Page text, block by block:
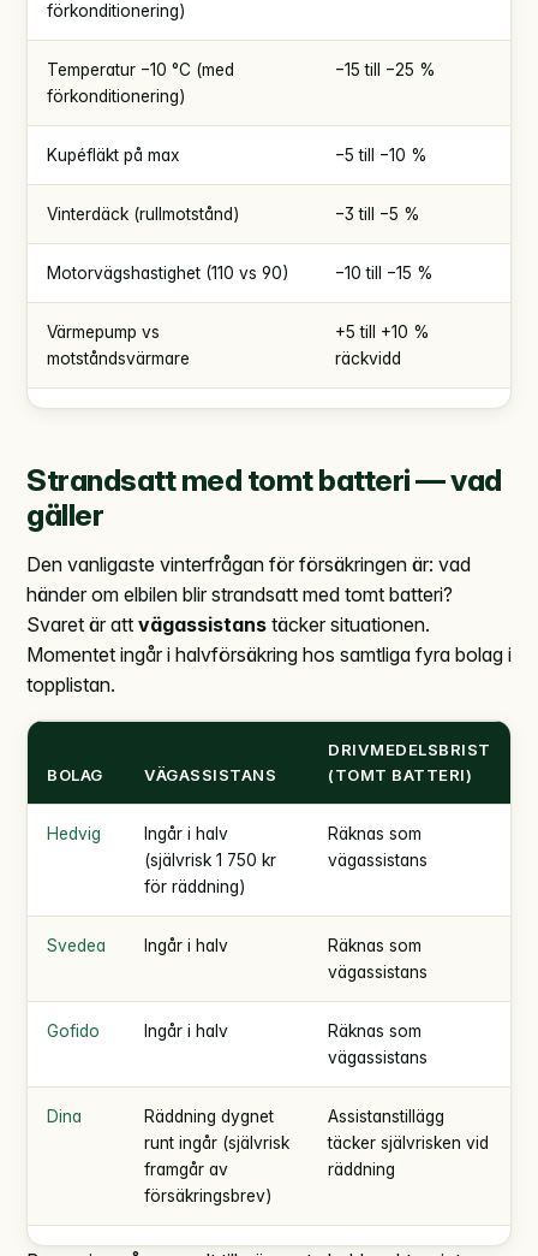
förkonditionering)
Temperatur −10 °C (med
förkonditionering)
−15 till −25 %
Kupéfläkt på max −5 till −10 %
Vinterdäck (rullmotstånd) −3 till −5 %
Motorvägshastighet (110 vs 90) −10 till −15 %
Värmepump vs
motståndsvärmare
+5 till +10 %
räckvidd
Strandsatt med tomt batteri — vad
gäller
Den vanligaste vinterfrågan för försäkringen är: vad
händer om elbilen blir strandsatt med tomt batteri?
Svaret är att vägassistans täcker situationen.
Momentet ingår i halvförsäkring hos samtliga fyra bolag i
topplistan.
BOLAG VÄGASSISTANS
DRIVMEDELSBRIST
(TOMT BATTERI)
Hedvig
Ingår i halv
(självrisk 1 750 kr
för räddning)
Räknas som
vägassistans
Svedea Ingår i halv
Räknas som
vägassistans
Gofido Ingår i halv
Räknas som
vägassistans
Dina
Räddning dygnet
runt ingår (självrisk
framgår av
försäkringsbrev)
Assistanstillägg
täcker självrisken vid
räddning